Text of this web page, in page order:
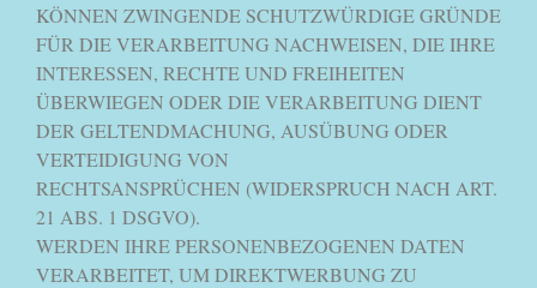
KÖNNEN ZWINGENDE SCHUTZWÜRDIGE GRÜNDE
FÜR DIE VERARBEITUNG NACHWEISEN, DIE IHRE
INTERESSEN, RECHTE UND FREIHEITEN
ÜBERWIEGEN ODER DIE VERARBEITUNG DIENT
DER GELTENDMACHUNG, AUSÜBUNG ODER
VERTEIDIGUNG VON
RECHTSANSPRÜCHEN (WIDERSPRUCH NACH ART.
21 ABS. 1 DSGVO).
WERDEN IHRE PERSONENBEZOGENEN DATEN
VERARBEITET, UM DIREKTWERBUNG ZU